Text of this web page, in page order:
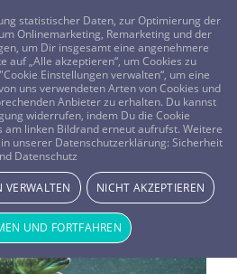
ANRUFEN: 0800-8478266
Indianer: Der
statistischer Daten, zur Optimierung der
Onlinemarketing, Remarketing und der
um Dir insgesamt eine angenehmere
auf „Alle akzeptieren“, um Cookies zu
Einstellungen verwalten“, um eine
uns verwendeten Arten von Cookies und
Anbieter zu erhalten. Du kannst
widerrufen, indem Du die Cookie
am linken Bildrand erneut aufrufst. Weitere
unserer Datenschutzerklärung: Sicherheit
Datenschutz
VERWALTEN NICHT AKZEPTIEREN
UND FORTFAHREN